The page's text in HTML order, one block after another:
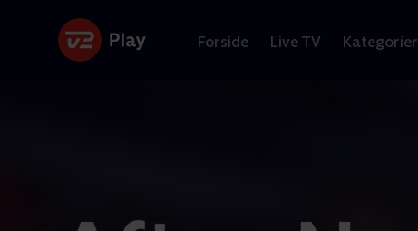
Forside Live TV Kategorier